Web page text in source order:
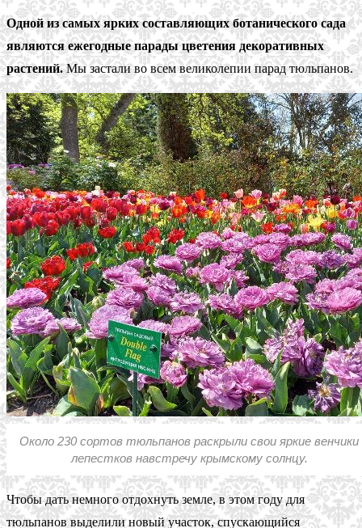
Одной из самых ярких составляющих ботанического сада
являются ежегодные парады цветения декоративных
растений.Мы застали во всем великолепии парад тюльпанов.
Около 230 сортов тюльпанов раскрыли свои яркие венчики
лепестков навстречу крымскому солнцу.
Чтобы дать немного отдохнуть земле, в этом году для
тюльпанов выделили новый участок, спускающийся